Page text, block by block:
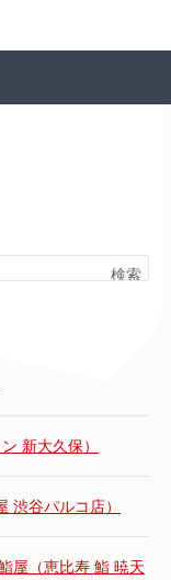
検索
新大久保）
渋谷パルコ店）
屋（恵比寿 鮨 暁天